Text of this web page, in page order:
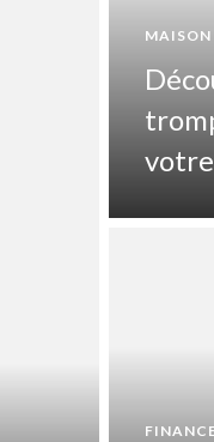
MAISON